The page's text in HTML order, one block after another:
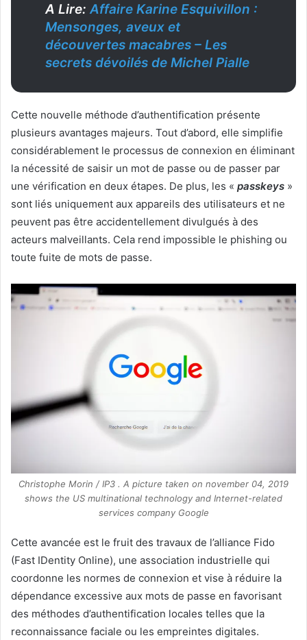
A Lire:Affaire Karine Esquivillon :
Mensonges, aveux et
découvertes macabres – Les
secrets dévoilés de Michel Pialle
Cette nouvelle méthode d’authentification présente
plusieurs avantages majeurs. Tout d’abord, elle simplifie
considérablement le processus de connexion en éliminant
la nécessité de saisir un mot de passe ou de passer par
une vérification en deux étapes. De plus, les « passkeys »
sont liés uniquement aux appareils des utilisateurs et ne
peuvent pas être accidentellement divulgués à des
acteurs malveillants. Cela rend impossible le phishing ou
toute fuite de mots de passe.
Christophe Morin / IP3 . A picture taken on november 04, 2019
shows the US multinational technology and Internet-related
services company Google
Cette avancée est le fruit des travaux de l’alliance Fido
(Fast IDentity Online), une association industrielle qui
coordonne les normes de connexion et vise à réduire la
dépendance excessive aux mots de passe en favorisant
des méthodes d’authentification locales telles que la
reconnaissance faciale ou les empreintes digitales.